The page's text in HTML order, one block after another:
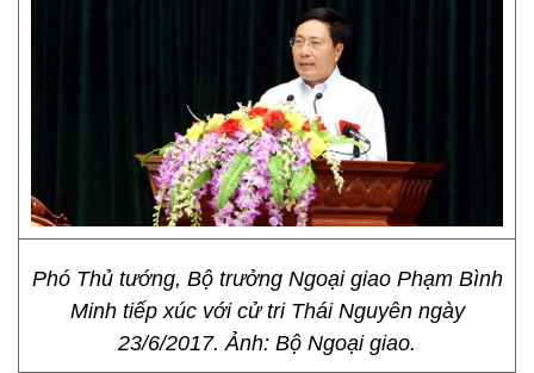
Phó Thủ tướng, Bộ trưởng Ngoại giao Phạm Bình
Minh tiếp xúc với cử tri Thái Nguyên ngày
23/6/2017. Ảnh: Bộ Ngoại giao.